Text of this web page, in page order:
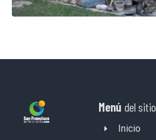
Menú del sitio
Inicio